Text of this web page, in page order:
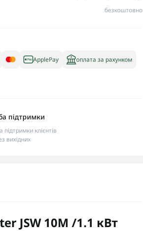
безкоштовно
ApplePay оплата за рахунком
підтримки
підтримки клієнтів
вихідних
JSW 10M /1.1 кВт